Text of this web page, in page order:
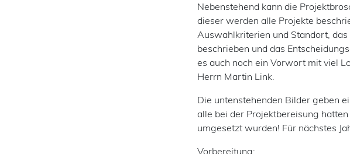
Nebenstehend kann die
dieser werden alle Projekte
Auswahlkriterien und Standort,
beschrieben und das
es auch noch ein Vorwort mit viel
Herrn Martin Link.
Die untenstehenden Bilder geben
alle bei der Projektbereisung
umgesetzt wurden! Für nächstes
Vorbereitung: